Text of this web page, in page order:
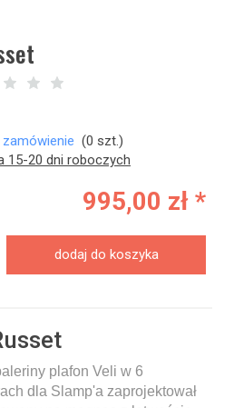
(0 szt.)
15-20 dni roboczych
995,00 zł *
dodaj do koszyka
plafon Veli w 6
dla Slamp'a zaprojektował